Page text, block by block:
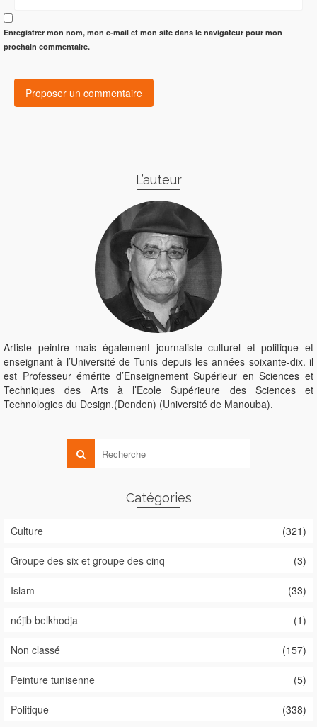
Enregistrer mon nom, mon e-mail et mon site dans le navigateur pour mon
prochain commentaire.
L’auteur
Artiste peintre mais également journaliste culturel et politique et
enseignant à l’Université de Tunis depuis les années soixante-dix. il
est Professeur émérite d’Enseignement Supérieur en Sciences et
Techniques des Arts à l’Ecole Supérieure des Sciences et
Technologies du Design.(Denden) (Université de Manouba).
Catégories
Culture (321)
Groupe des six et groupe des cinq (3)
Islam (33)
néjib belkhodja (1)
Non classé (157)
Peinture tunisenne (5)
Politique (338)